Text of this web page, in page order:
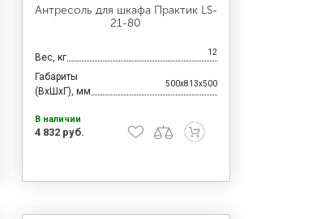
Антресоль для шкафа Практик LS-
21-80
Вес, кг 12
Габариты
(ВхШхГ), мм
500x813x500
В наличии
4 832 руб.